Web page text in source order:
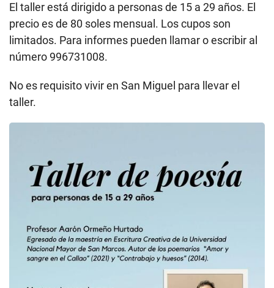
El taller está dirigido a personas de 15 a 29 años. El
precio es de 80 soles mensual. Los cupos son
limitados. Para informes pueden llamar o escribir al
número 996731008.
No es requisito vivir en San Miguel para llevar el
taller.